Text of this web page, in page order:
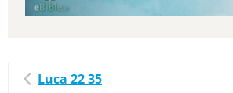
Luca 22 35